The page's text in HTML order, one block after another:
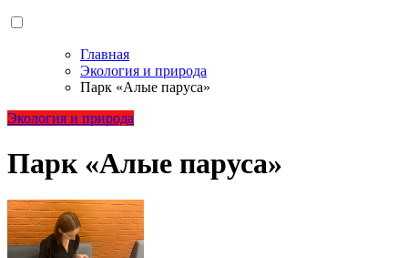
Главная
Экология и природа
Парк «Алые паруса»
Экология и природа
Парк «Алые паруса»